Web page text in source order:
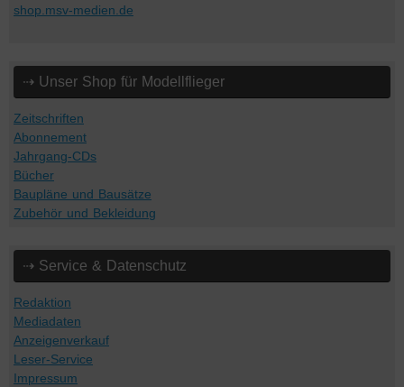
shop.msv-medien.de
⇢ Unser Shop für Modellflieger
Zeitschriften
Abonnement
Jahrgang-CDs
Bücher
Baupläne und Bausätze
Zubehör und Bekleidung
⇢ Service & Datenschutz
Redaktion
Mediadaten
Anzeigenverkauf
Leser-Service
Impressum